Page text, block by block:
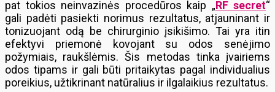
pat tokios neinvazinės procedūros kaip „RF secret“
gali padėti pasiekti norimus rezultatus, atjauninant ir
tonizuojant odą be chirurginio įsikišimo. Tai yra itin
efektyvi priemonė kovojant su odos senėjimo
požymiais, raukšlėmis. Šis metodas tinka įvairiems
odos tipams ir gali būti pritaikytas pagal individualius
poreikius, užtikrinant natūralius ir ilgalaikius rezultatus.